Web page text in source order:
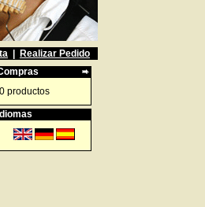
Realizar Pedido
0 productos
Idiomas